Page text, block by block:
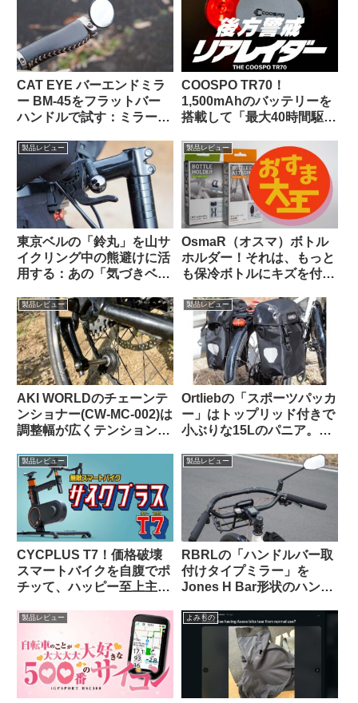
CAT EYE バーエンドミラ
ー BM-45をフラットバー
ハンドルで試す：ミラー部
は果たして!?
COOSPO TR70！
1,500mAhのバッテリーを
搭載して「最大40時間駆
ダーが爆誕！！【クーポン
あります】
製品レビュー
東京ベルの「鈴丸」を山サ
イクリング中の熊避けに活
用する：あの「気づきベ
るようにした感じで超便利
製品レビュー
OsmaR（オスマ）ボトル
ホルダー！それは、もっと
も保冷ボトルにキズを付け
ダー（のはず）！！
製品レビュー
AKI WORLDのチェーンテ
ンショナー(CW-MC-002)は
調整幅が広くテンションも
製品レビュー
Ortliebの「スポーツパッカ
ー」はトップリッド付きで
小ぶりな15Lのパニア。ど
い方に向いている？
製品レビュー
CYCPLUS T7！価格破壊
スマートバイクを自腹でポ
チッて、ハッピー至上主
製品レビュー
RBRLの「ハンドルバー取
付けタイプミラー」を
Jones H Bar形状のハンド
リでした
製品レビュー よみもの